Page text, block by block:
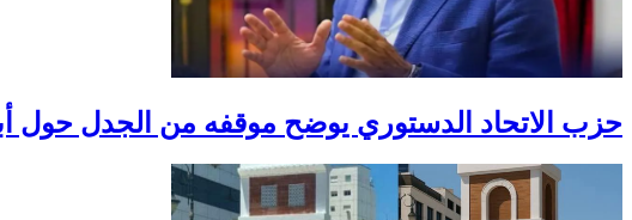
حزب الاتحاد الدستوري يوضح موقفه من الجدل حول